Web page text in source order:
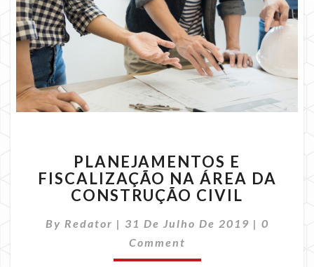
E
FISCALIZAÇÃO
NA
ÁREA
DA
CONSTRUÇÃO
PLANEJAMENTOS E
FISCALIZAÇÃO NA ÁREA DA
CONSTRUÇÃO CIVIL
By Redator | 31 De Julho De 2019 | 0
Comment